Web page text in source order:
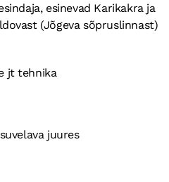
esinevad Karikakra ja
(Jõgeva sõpruslinnast)
jt tehnika
juures